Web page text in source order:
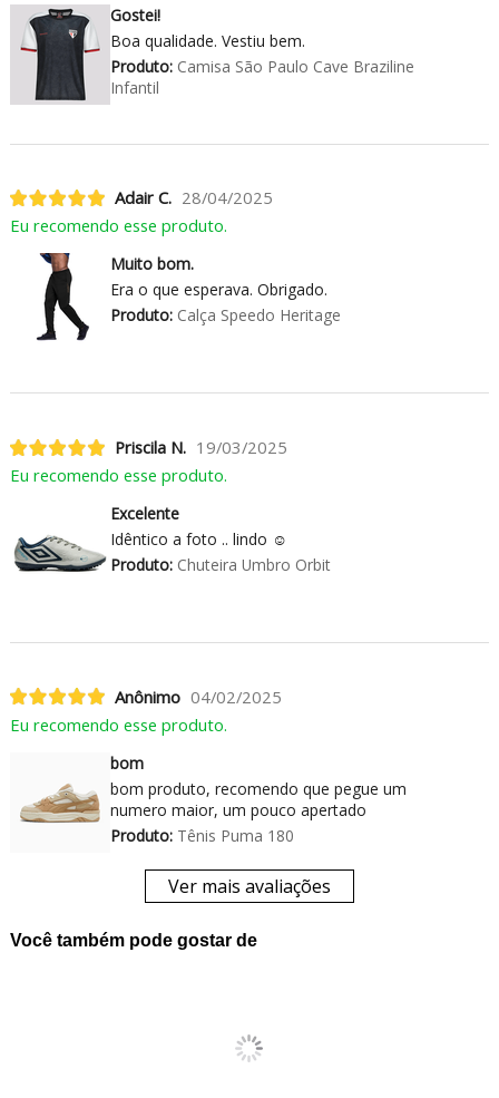
Gostei!
Boa qualidade. Vestiu bem.
Produto:Camisa São Paulo Cave Braziline
Infantil
Adair C. 28/04/2025
Eu recomendo esse produto.
Muito bom.
Era o que esperava. Obrigado.
Produto:Calça Speedo Heritage
Priscila N. 19/03/2025
Eu recomendo esse produto.
Excelente
Idêntico a foto .. lindo ☺️
Produto:Chuteira Umbro Orbit
Anônimo 04/02/2025
Eu recomendo esse produto.
bom
bom produto, recomendo que pegue um
numero maior, um pouco apertado
Produto:Tênis Puma 180
Ver mais avaliações
Você também pode gostar de